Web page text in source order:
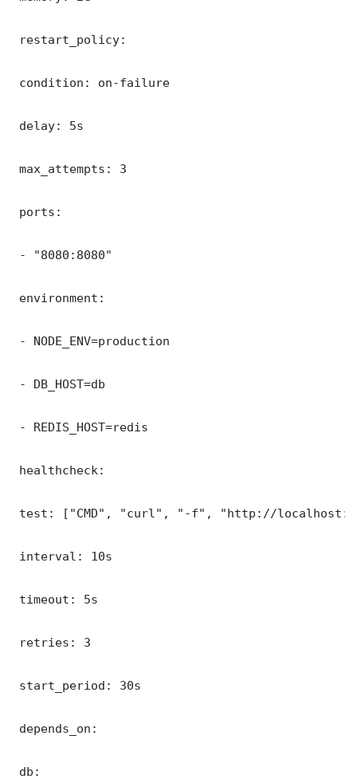
restart_policy:
condition: on-failure
delay: 5s
max_attempts: 3
ports:
- "8080:8080"
environment:
- NODE_ENV=production
- DB_HOST=db
- REDIS_HOST=redis
healthcheck:
test: ["CMD", "curl", "-f", "http://
interval: 10s
timeout: 5s
retries: 3
start_period: 30s
depends_on:
db: